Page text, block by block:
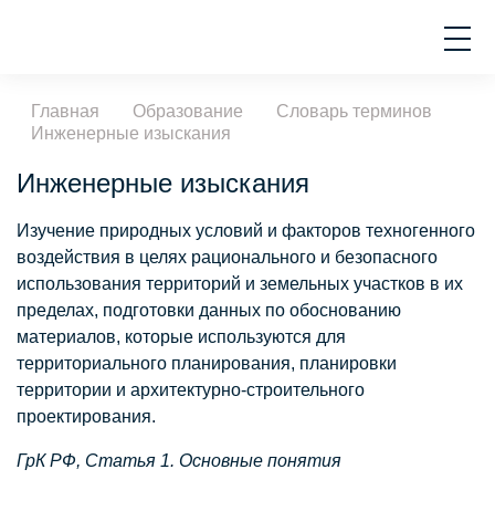
Главная Образование
Словарь терминов
Инженерные изыскания
Инженерные изыскания
Изучение природных условий и факторов техногенного
воздействия в целях рационального и безопасного
использования территорий и земельных участков в их
пределах, подготовки данных по обоснованию
материалов, которые используются для
территориального планирования, планировки
территории и архитектурно-строительного
проектирования.
ГрК РФ, Статья 1. Основные понятия